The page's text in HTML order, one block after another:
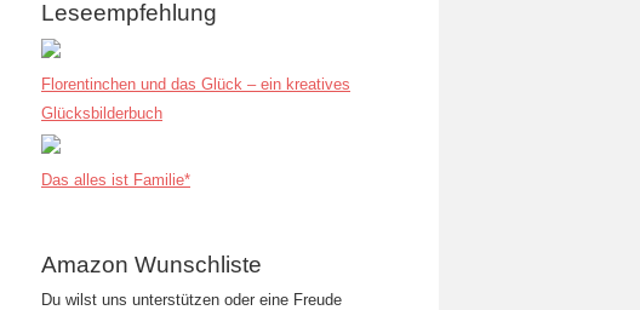
Leseempfehlung
Florentinchen und das Glück – ein kreatives
Glücksbilderbuch
Das alles ist Familie*
Amazon Wunschliste
Du wilst uns unterstützen oder eine Freude